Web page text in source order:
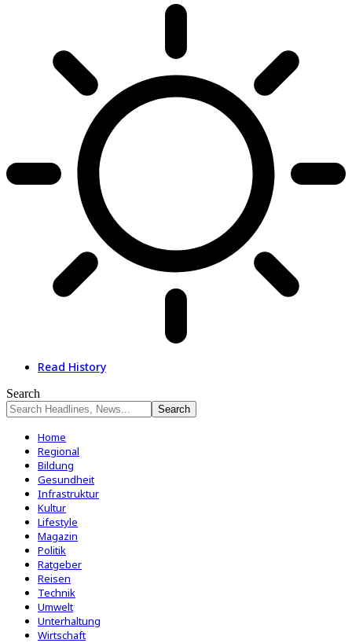
Read History
Search
Home
Regional
Bildung
Gesundheit
Infrastruktur
Kultur
Lifestyle
Magazin
Politik
Ratgeber
Reisen
Technik
Umwelt
Unterhaltung
Wirtschaft